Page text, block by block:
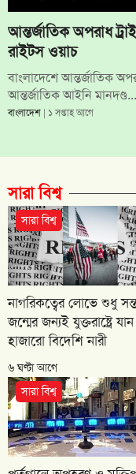
আন্তর্জাতিক অপরাধ
রাইটস ওয়াচ
বাংলাদেশে আন্তর্জাতিক
আন্তর্জাতিক আইনি মানদণ্ড...
বাংলাদেশ | ১ সপ্তাহ আগে
সারা বিশ্ব
সারা বিশ্ব
নাগরিকত্বের লোভে শুধু
জন্মের জন্যই যুক্তরাষ্ট্রে যান
হাজারো বিদেশি নারী
৬ ঘণ্টা আগে
সারা বিশ্ব